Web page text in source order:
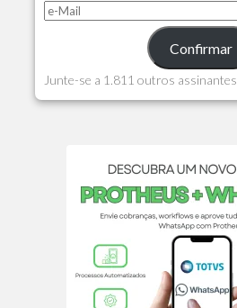
Confirmar
Junte-se a 1.811 outros assinantes